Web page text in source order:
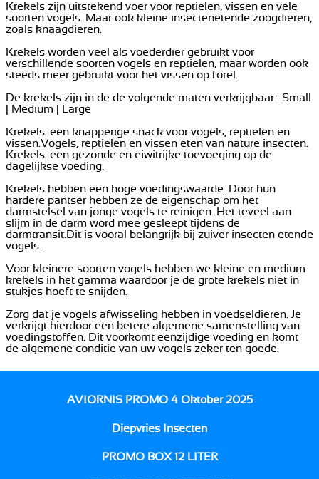
AVIORNIS PROMO 4 Oktober 2025
Diepvries Insecten
PROMO BOX 12 LITER
Krekels zijn uitstekend voer voor reptielen, vissen en vele
soorten vogels. Maar ook kleine insectenetende zoogdieren,
zoals knaagdieren.
Krekels worden veel als voederdier gebruikt voor
verschillende soorten vogels en reptielen, maar worden ook
steeds meer gebruikt voor het vissen op forel.
De krekels zijn in de de volgende maten verkrijgbaar : Small
| Medium | Large
Krekels: een knapperige snack voor vogels, reptielen en
vissen.Vogels, reptielen en vissen eten van nature insecten.
Krekels: een gezonde en eiwitrijke toevoeging op de
dagelijkse voeding.
Krekels hebben een hoge voedingswaarde. Door hun
hardere pantser hebben ze de eigenschap om het
darmstelsel van jonge vogels te reinigen. Het teveel aan
slijm in de darm word mee gesleept tijdens de
darmtransit.Dit is vooral belangrijk bij zuiver insecten etende
vogels.
Voor kleinere soorten vogels hebben we kleine en medium
krekels in het gamma waardoor je de grote krekels niet in
stukjes hoeft te snijden.
Zorg dat je vogels afwisseling hebben in voedseldieren. Je
verkrijgt hierdoor een betere algemene samenstelling van
voedingstoffen. Dit voorkomt eenzijdige voeding en komt
de algemene conditie van uw vogels zeker ten goede.